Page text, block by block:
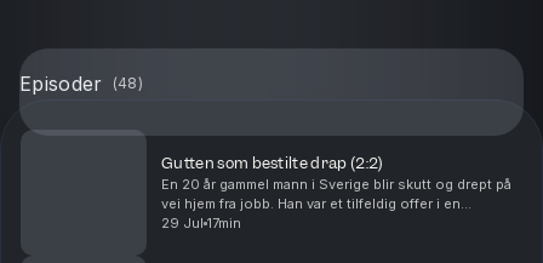
Episoder (48)
Gutten som bestilte drap (2:2)
En 20 år gammel mann i Sverige blir skutt og drept på
vei hjem fra jobb. Han var et tilfeldig offer i en
gjengkrig han ikke hadde noe med å gjøre. Bak drapet
29 Jul 17min